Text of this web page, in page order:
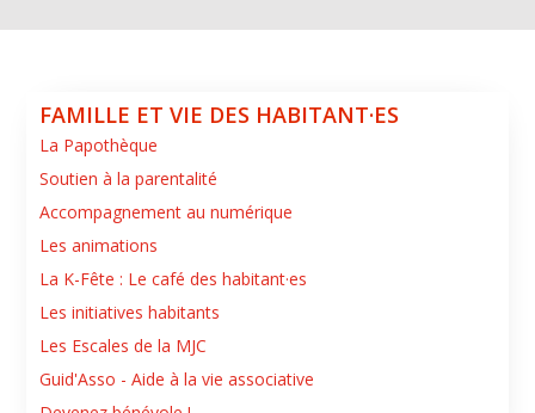
FAMILLE ET VIE DES HABITANT·ES
La Papothèque
Soutien à la parentalité
Accompagnement au numérique
Les animations
La K-Fête : Le café des habitant·es
Les initiatives habitants
Les Escales de la MJC
Guid'Asso - Aide à la vie associative